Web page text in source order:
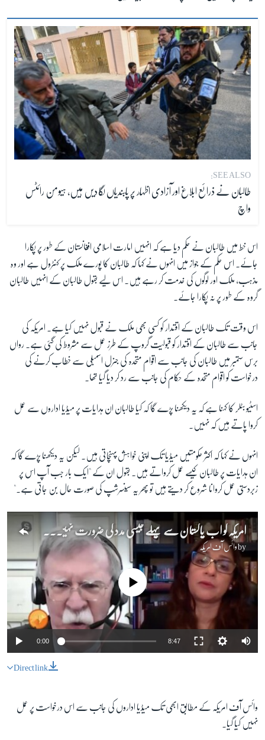
SEE ALSO:
طالبان نے ذرائع ابلاغ اور آزادی اظہار پر پابندیاں لگا دیں ہیں، ہیومن رائٹس
واچ
اس خط میں طالبان نے حکم دیا ہے کہ انہیں امارت اسلامی افغانستان کے طور پر پکارا
جائے۔ اس حکم کے جواز میں انہوں نے کہا کہ طالبان کا پورے ملک پر کنٹرول ہے اور وہ
مذہب، ملک اور لوگوں کی خدمت کر رہے ہیں۔ اس لیے بقول طالبان کے انہیں طالبان
گروہ کے طور پر نہ پکارا جائے۔
اس وقت تک طالبان کے اقتدار کو کسی بھی ملک نے قبول نہیں کیا ہے۔ امریکہ کی
جانب سے طالبان کے اقتدار کو قبولیت گروپ کے طرز عمل سے مشروط کی گئی ہے۔ رواں
برس ستمبر میں طالبان کی جانب سے اقوام متحدہ کی جنرل اسمبلی سے خطاب کرنے کی
درخواست کو اقوام متحدہ کے حکام کی جانب سے رد کر دیا گیا تھا۔
اسٹیو بٹلر کا کہنا ہے کہ یہ دیکھنا پڑے گا کہ کیا طالبان ان ہدایات پر میڈیا اداروں سے عمل
کروا پاتے ہیں کہ نہیں۔
انہوں نے کہا کہ اکثر حکومتیں میڈیا تک اپنی خواہش پہنچاتی ہیں۔ لیکن یہ دیکھنا پڑے گا کہ
ان ہدایات پر طالبان کیسے عمل کرواتے ہیں۔ بقول ان کے "ایک بار جب آپ اس پر
زبردستی عمل کروانا شروع کر دیتے ہیں تو پھر یہ سینسرشپ کی صورت حال بن جاتی ہے۔"
امریکہ کو اب پاکستان سے پہلے جیسی مدد کی ضرورت نہیں رہی، جان بولٹن
byوائس آف امریکہ
No media source currently available
0:00 8:47
Direct link
وائس آف امریکہ کے مطابق ابھی تک میڈیا اداروں کی جانب سے اس درخواست پر عمل
نہیں کیا گیا۔